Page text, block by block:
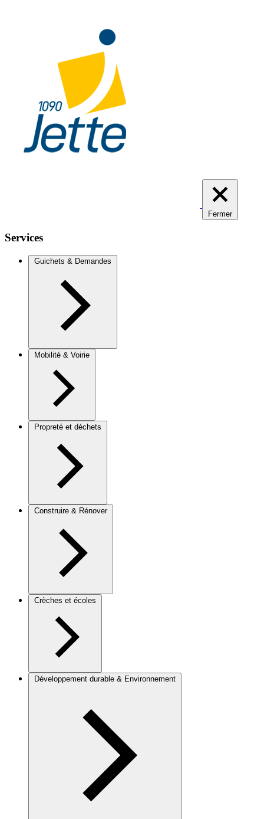
Fermer
Services
Guichets & Demandes
Mobilité & Voirie
Propreté et déchets
Construire & Rénover
Crèches et écoles
Développement durable & Environnement